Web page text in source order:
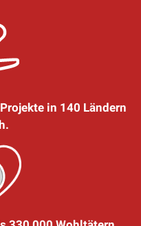
in 140 Ländern